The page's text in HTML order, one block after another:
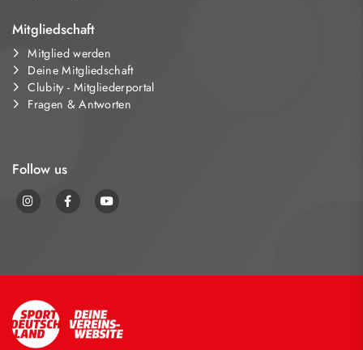
Mitgliedschaft
Mitglied werden
Deine Mitgliedschaft
Clubity - Mitgliederportal
Fragen & Antworten
Follow us